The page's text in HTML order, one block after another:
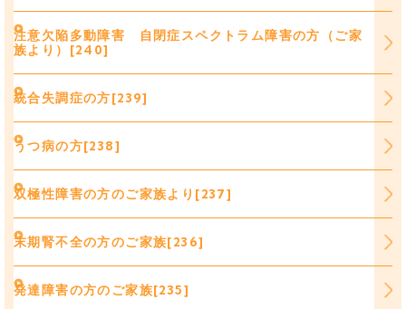
注意欠陥多動障害 自閉症スペクトラム障害の方（ご家
族より）[240]
統合失調症の方[239]
うつ病の方[238]
双極性障害の方のご家族より[237]
末期腎不全の方のご家族[236]
発達障害の方のご家族[235]